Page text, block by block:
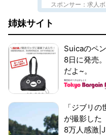
スポンサー：求人
姉妹サイト
Suicaのペ
8日に発売
だよ~。
「ジブリ
が撮影した
8万人感激